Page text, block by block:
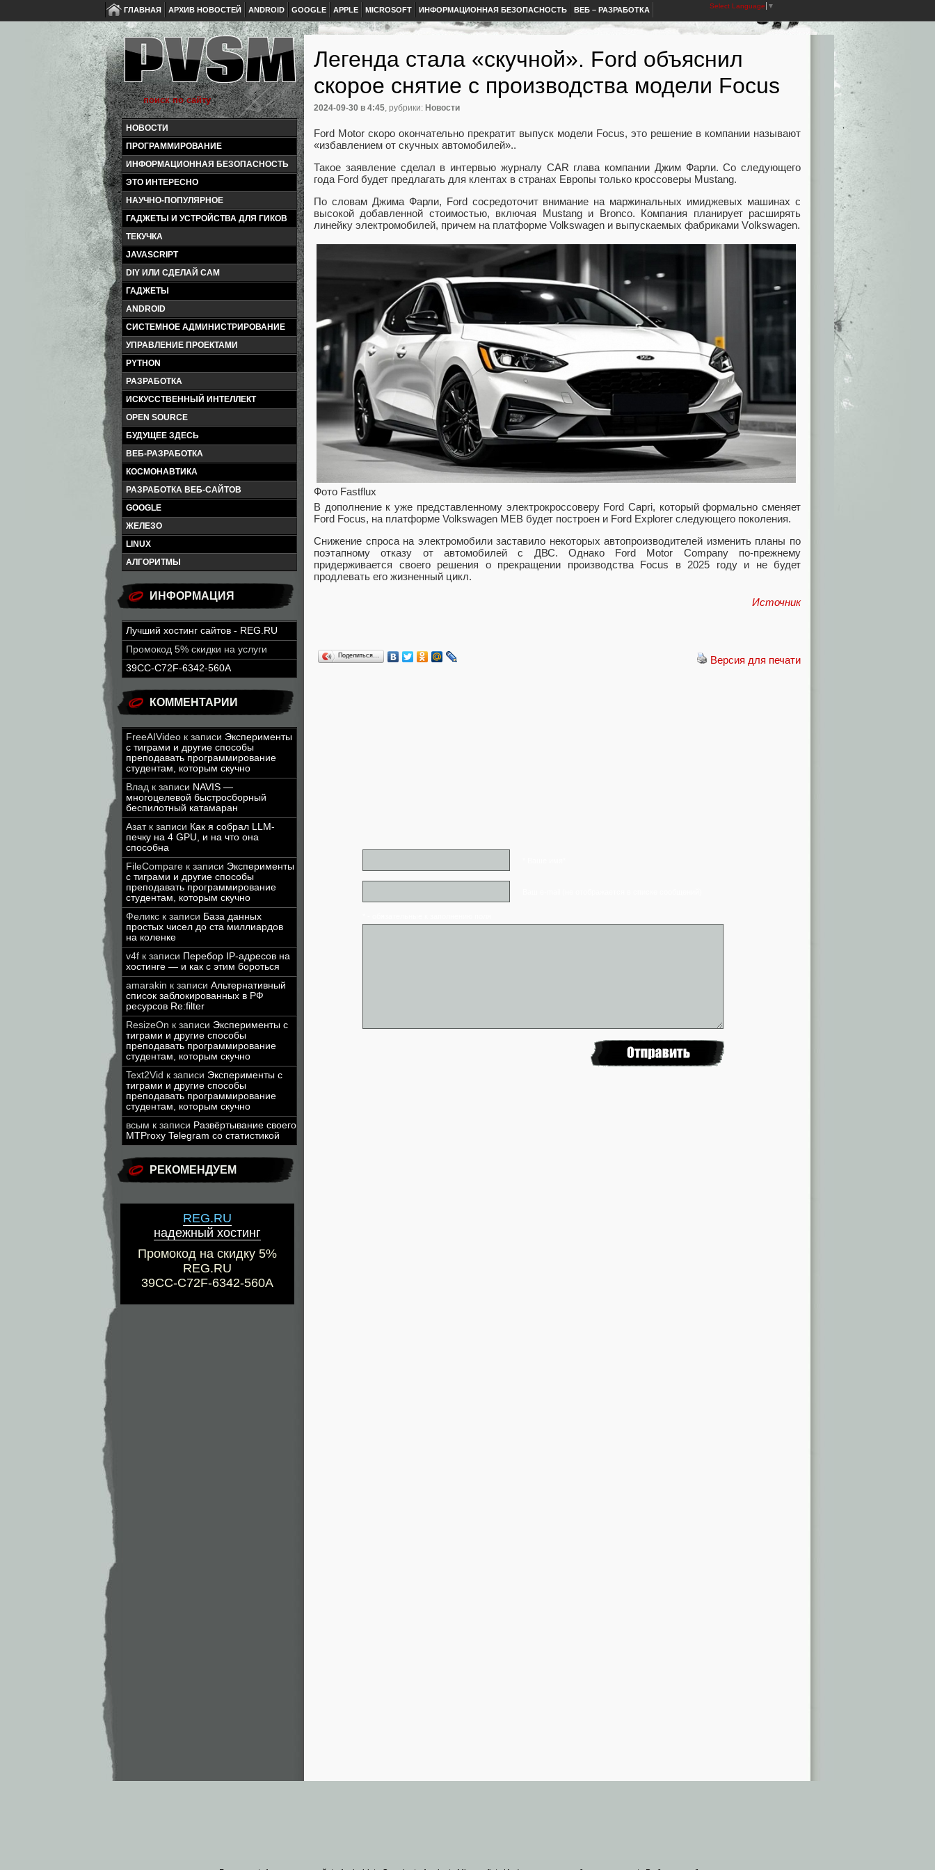
ГЛАВНАЯ АРХИВ НОВОСТЕЙ ANDROID GOOGLE APPLE MICROSOFT ИНФОРМАЦИОННАЯ БЕЗОПАСНОСТЬ ВЕБ – РАЗРАБОТКА Select Language ▼
НОВОСТИ
ПРОГРАММИРОВАНИЕ
ИНФОРМАЦИОННАЯ БЕЗОПАСНОСТЬ
ЭТО ИНТЕРЕСНО
НАУЧНО-ПОПУЛЯРНОЕ
ГАДЖЕТЫ И УСТРОЙСТВА ДЛЯ ГИКОВ
ТЕКУЧКА
JAVASCRIPT
DIY ИЛИ СДЕЛАЙ САМ
ГАДЖЕТЫ
ANDROID
СИСТЕМНОЕ АДМИНИСТРИРОВАНИЕ
УПРАВЛЕНИЕ ПРОЕКТАМИ
PYTHON
РАЗРАБОТКА
ИСКУССТВЕННЫЙ ИНТЕЛЛЕКТ
OPEN SOURCE
БУДУЩЕЕ ЗДЕСЬ
ВЕБ-РАЗРАБОТКА
КОСМОНАВТИКА
РАЗРАБОТКА ВЕБ-САЙТОВ
GOOGLE
ЖЕЛЕЗО
LINUX
АЛГОРИТМЫ
ИНФОРМАЦИЯ
Лучший хостинг сайтов - REG.RU
Промокод 5% скидки на услуги
39CC-C72F-6342-560A
КОММЕНТАРИИ
FreeAIVideo к записи Эксперименты
с тиграми и другие способы
преподавать программирование
студентам, которым скучно
Влад к записи NAVIS —
многоцелевой быстросборный
беспилотный катамаран
Азатк записи Как я собрал LLM-
печку на 4 GPU, и на что она
способна
FileCompare к записи Эксперименты
с тиграми и другие способы
преподавать программирование
студентам, которым скучно
Феликс к записи База данных
простых чисел до ста миллиардов
на коленке
v4f к записи Перебор IP-адресов на
хостинге — и как с этим бороться
amarakin к записи Альтернативный
список заблокированных в РФ
ресурсов Re:filter
ResizeOn к записи Эксперименты с
тиграми и другие способы
преподавать программирование
студентам, которым скучно
Text2Vid к записи Эксперименты с
тиграми и другие способы
преподавать программирование
студентам, которым скучно
всым к записи Развёртывание своего
MTProxy Telegram со статистикой
РЕКОМЕНДУЕМ
REG.RU
надежный хостинг
Промокод на скидку 5%
REG.RU
39CC-C72F-6342-560A
Легенда стала «скучной». Ford объяснил
скорое снятие с производства модели Focus
2024-09-30 в 4:45, рубрики: Новости
Ford Motor скоро окончательно прекратит выпуск модели Focus, это решение в компании называют
«избавлением от скучных автомобилей»..
Такое заявление сделал в интервью журналу CAR глава компании Джим Фарли. Со следующего
года Ford будет предлагать для клентах в странах Европы только кроссоверы Mustang.
По словам Джима Фарли, Ford сосредоточит внимание на маржинальных имиджевых машинах с
высокой добавленной стоимостью, включая Mustang и Bronco. Компания планирует расширять
линейку электромобилей, причем на платформе Volkswagen и выпускаемых фабриками Vоlkswagen.
Фото Fastflux
В дополнение к уже представленному электрокроссоверу Ford Capri, который формально сменяет
Ford Focus, на платформе Volkswagen MEB будет построен и Ford Explorer следующего поколения.
Снижение спроса на электромобили заставило некоторых автопроизводителей изменить планы по
поэтапному отказу от автомобилей с ДВС. Однако Ford Motor Company по-прежнему
придерживается своего решения о прекращении производства Focus в 2025 году и не будет
продлевать его жизненный цикл.
Источник
Версия для печати
Поделиться…